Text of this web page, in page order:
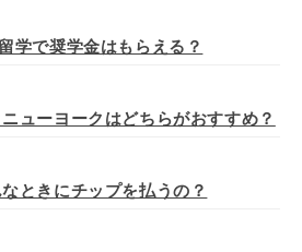
学で奨学金はもらえる？
ューヨークはどちらがおすすめ？
ときにチップを払うの？